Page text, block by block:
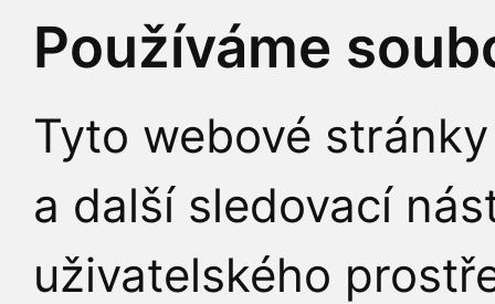
Používáme
Tyto webové
a další sledovací
uživatelského